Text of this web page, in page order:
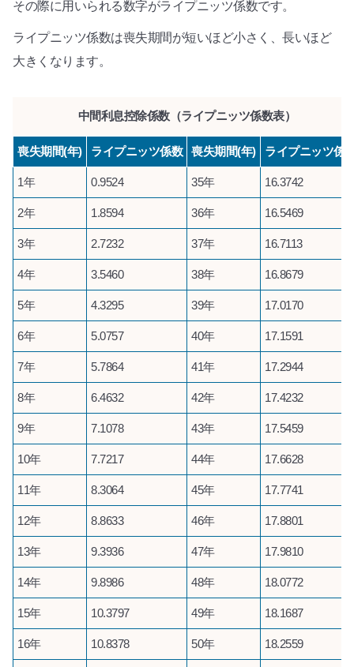
その際に用いられる数字がライプニッツ係数です。
ライプニッツ係数は喪失期間が短いほど小さく、長いほど
大きくなります。
中間利息控除係数（ライプニッツ係数表）
喪失期間(年) ライプニッツ係数 喪失期間(年) ライプニッツ係
1年 0.9524 35年 16.3742
2年 1.8594 36年 16.5469
3年 2.7232 37年 16.7113
4年 3.5460 38年 16.8679
5年 4.3295 39年 17.0170
6年 5.0757 40年 17.1591
7年 5.7864 41年 17.2944
8年 6.4632 42年 17.4232
9年 7.1078 43年 17.5459
10年 7.7217 44年 17.6628
11年 8.3064 45年 17.7741
12年 8.8633 46年 17.8801
13年 9.3936 47年 17.9810
14年 9.8986 48年 18.0772
15年 10.3797 49年 18.1687
16年 10.8378 50年 18.2559